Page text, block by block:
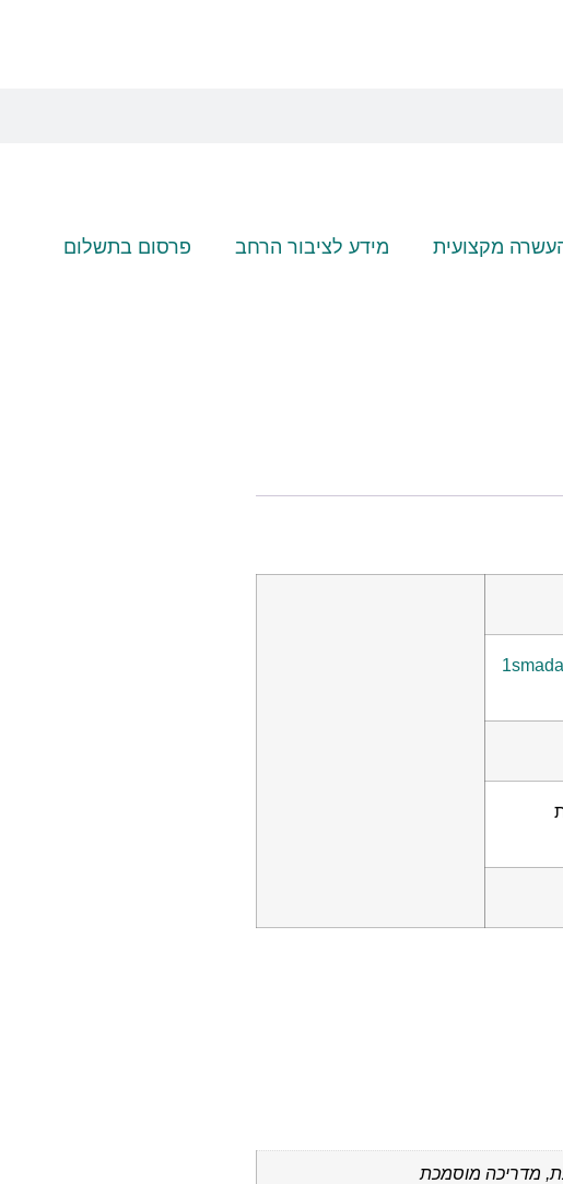
מקצועית מידע לציבור הרחב פרסום בתשלום
מדריכה מוסמכת